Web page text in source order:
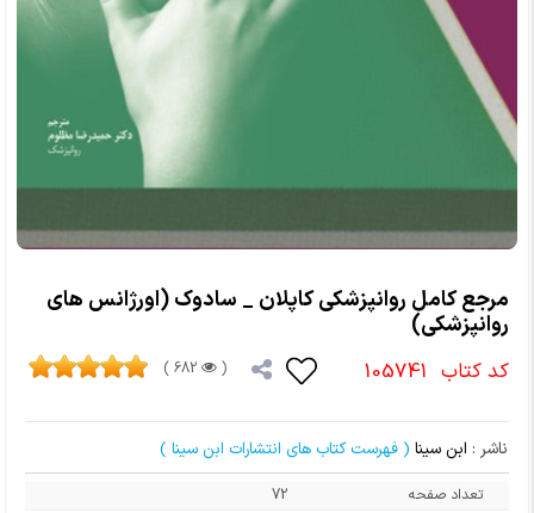
مرجع کامل روانپزشکی کاپلان _ سادوک (اورژانس های
روانپزشکی)
کد کتاب 105741
(
682 )
ناشر : ابن سینا ( فهرست کتاب های انتشارات ابن سینا )
تعداد صفحه
72